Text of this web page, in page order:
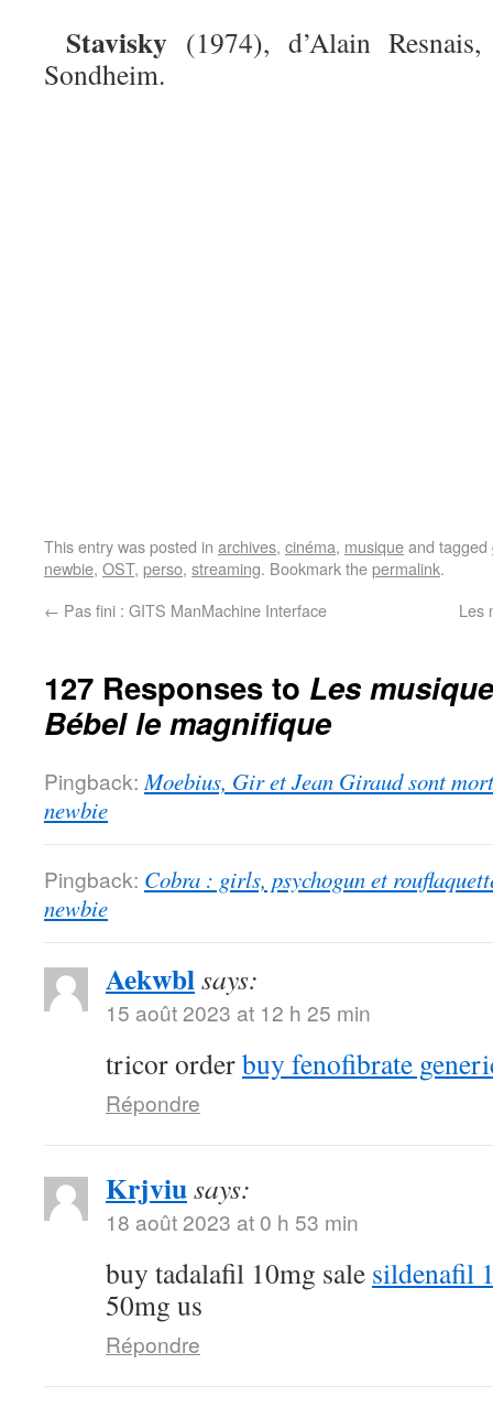
Stavisky(1974), d’Alain Resnais,
Sondheim.
This entry was posted in archives, cinéma, musiqueand tagged
newbie, OST, perso, streaming. Bookmark thepermalink.
← Pas fini : GITS ManMachine Interface Les
127 Responses to Les
Bébel le magnifique
Pingback: Moebius, Gir et Jean Giraud sont
newbie
Pingback: Cobra : girls, psychogun et
newbie
Aekwblsays:
15 août 2023 at 12 h 25 min
tricor orderbuy fenofibrate
Répondre
Krjviusays:
18 août 2023 at 0 h 53 min
buy tadalafil 10mg sale sildenafil
50mg us
Répondre